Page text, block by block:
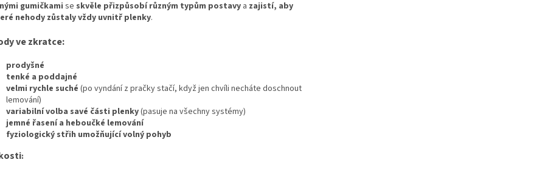
gumičkami se skvěle přizpůsobí různým typům postavy a zajistí, aby
nehody zůstaly vždy uvnitř plenky.
ve zkratce:
prodyšné
tenké a poddajné
velmi rychle suché (po vyndání z pračky stačí, když jen chvíli necháte doschnout
lemování)
variabilní volba savé části plenky(pasuje na všechny systémy)
jemné řasení a heboučké lemování
fyziologický střih umožňující volný pohyb
: